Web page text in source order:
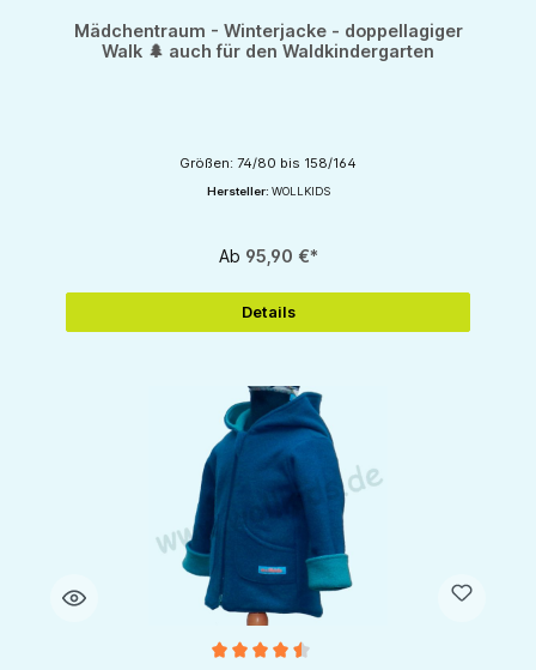
Mädchentraum - Winterjacke - doppellagiger
Walk 🌲 auch für den Waldkindergarten
Größen: 74/80 bis 158/164
Hersteller: WOLLKIDS
Ab 95,90 €*
Details